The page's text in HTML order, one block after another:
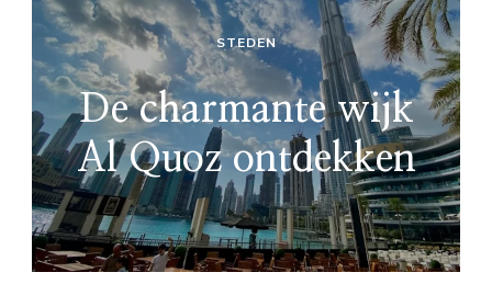
STEDEN
De charmante wijk
Al Quoz ontdekken